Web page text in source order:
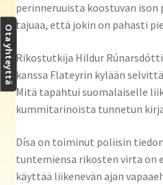
perinneruuista koostuvan ison
tajuaa, että jokin on pahasti
Rikostutkija Hildur
kanssa Flateyrin kylään
Mitä tapahtui suomalaiselle
kummitarinoista tunnetun
Dísa on toiminut poliisin
tuntemiensa rikosten virta on
käyttää liikenevän ajan
Ota yhteyttä